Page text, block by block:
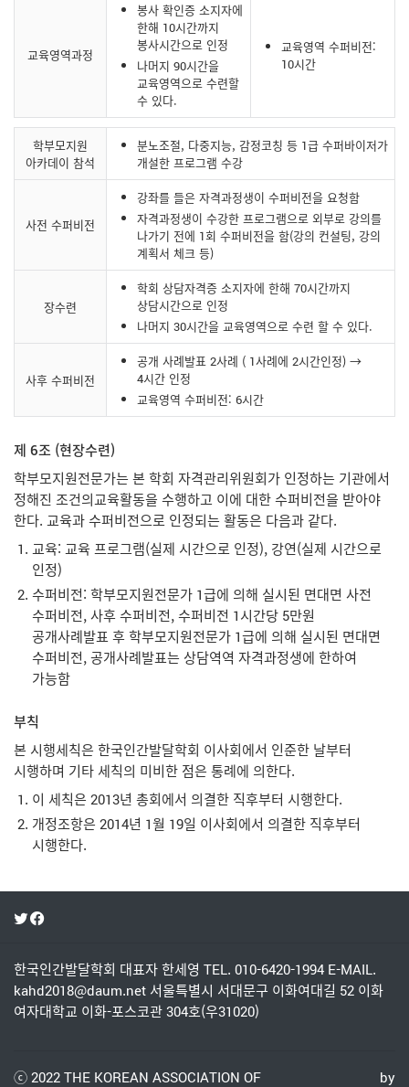
교육영역과정
봉사 확인증 소지자에
한해 10시간까지
봉사시간으로 인정
나머지 90시간을
교육영역으로 수련할
수 있다.
교육영역 수퍼비전:
10시간
학부모지원
아카데이 참석
분노조절, 다중지능, 감정코칭 등 1급 수퍼바이저가
개설한 프로그램 수강
사전 수퍼비전
강좌를 들은 자격과정생이 수퍼비전을 요청함
자격과정생이 수강한 프로그램으로 외부로 강의를
나가기 전에 1회 수퍼비전을 함(강의 컨설팅, 강의
계획서 체크 등)
장수련
학회 상담자격증 소지자에 한해 70시간까지
상담시간으로 인정
나머지 30시간을 교육영역으로 수련 할 수 있다.
사후 수퍼비전
공개 사례발표 2사례 ( 1사례에 2시간인정) →
4시간 인정
교육영역 수퍼비전: 6시간
제 6조 (현장수련)
학부모지원전문가는 본 학회 자격관리위원회가 인정하는 기관에서
정해진 조건의교육활동을 수행하고 이에 대한 수퍼비전을 받아야
한다. 교육과 수퍼비전으로 인정되는 활동은 다음과 같다.
교육: 교육 프로그램(실제 시간으로 인정), 강연(실제 시간으로
인정)
수퍼비전: 학부모지원전문가 1급에 의해 실시된 면대면 사전
수퍼비전, 사후 수퍼비전, 수퍼비전 1시간당 5만원
공개사례발표 후 학부모지원전문가 1급에 의해 실시된 면대면
수퍼비전, 공개사례발표는 상담역역 자격과정생에 한하여
가능함
부칙
본 시행세칙은 한국인간발달학회 이사회에서 인준한 날부터
시행하며 기타 세칙의 미비한 점은 통례에 의한다.
이 세칙은 2013년 총회에서 의결한 직후부터 시행한다.
개정조항은 2014년 1월 19일 이사회에서 의결한 직후부터
시행한다.
한국인간발달학회 대표자 한세영 TEL. 010-6420-1994 E-MAIL.
kahd2018@daum.net 서울특별시 서대문구 이화여대길 52 이화
여자대학교 이화-포스코관 304호(우31020)
ⓒ 2022THE KOREAN ASSOCIATION OF by